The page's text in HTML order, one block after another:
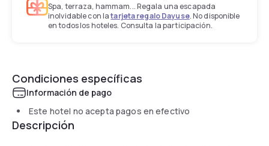
Spa, terraza, hammam... Regala una escapada
inolvidable con latarjeta regalo Dayuse. No disponible
en todos los hoteles. Consulta la participación.
Condiciones específicas
Información de pago
Este hotel no acepta pagos en efectivo
Descripción